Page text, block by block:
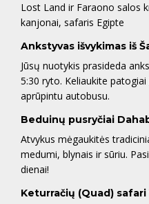
Lost Land ir Faraono salos
kanjonai, safaris Egipte
Ankstyvas išvykimas iš
Jūsų nuotykis prasideda
5:30 ryto. Keliaukite
aprūpintu autobusu.
Beduinų pusryčiai
Atvykus mėgaukitės
medumi, blynais ir sūriu.
dienai!
Keturračių (Quad) safari